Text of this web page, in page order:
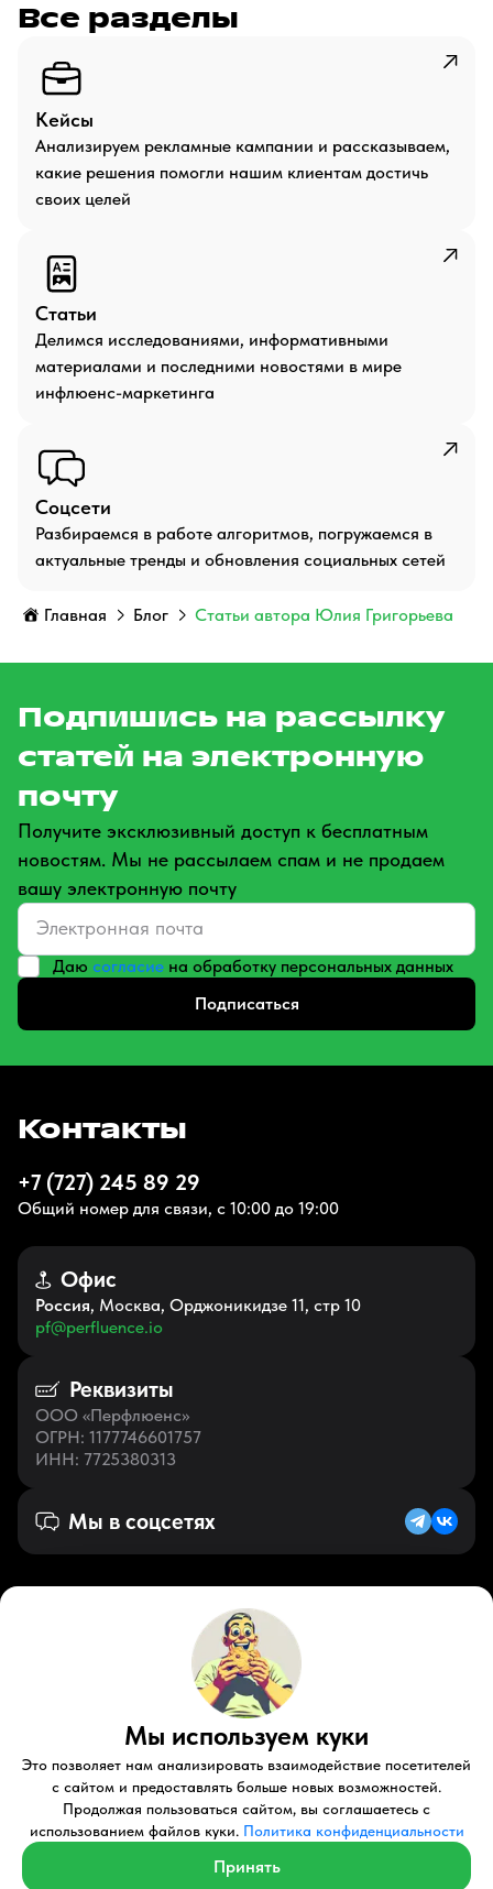
Все разделы
Кейсы
Анализируем рекламные кампании и рассказываем,
какие решения помогли нашим клиентам достичь
своих целей
Статьи
Делимся исследованиями, информативными
материалами и последними новостями в мире
инфлюенс-маркетинга
Соцсети
Разбираемся в работе алгоритмов, погружаемся в
актуальные тренды и обновления социальных сетей
Главная Блог Статьи автора Юлия Григорьева
Подпишись на рассылку
статей на электронную
почту
Получите эксклюзивный доступ к бесплатным
новостям. Мы не рассылаем спам и не продаем
вашу электронную почту
Даю согласие на обработку персональных данных
Подписаться
Контакты
+7 (727) 245 89 29
Общий номер для связи, с 10:00 до 19:00
Офис
Россия, Москва, Орджоникидзе 11, стр 10
pf@perfluence.io
Реквизиты
ООО «Перфлюенс»
ОГРН: 1177746601757
ИНН: 7725380313
Мы в соцсетях
Русский (KZ)
ZenYoutubeTelegramTiktokКонтакты
Правовые документыУсловия использования
Пользовательское соглашение
© 2026 Perfluence LLC Все права защищены.
Политика конфиденциальности
Мы используем куки
Это позволяет нам анализировать взаимодействие посетителей
с сайтом и предоставлять больше новых возможностей.
Продолжая пользоваться сайтом, вы соглашаетесь с
использованием файлов куки. Политика конфиденциальности
Принять